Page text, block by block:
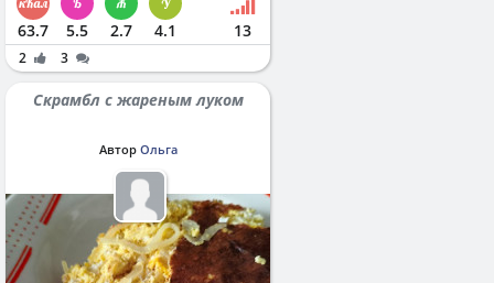
63.7 5.5 2.7 4.1 13
2 3
Скрамбл с жареным луком
Автор Ольга